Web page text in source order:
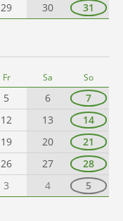
29 30 31
Fr Sa So
5 6
7
12 13
14
19 20
21
26 27
28
3 4 5